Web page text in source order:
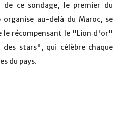
de ce sondage, le premier du
au-delà du Maroc, se
récompensant le "Lion d'or"
stars", qui célèbre chaque
du pays.